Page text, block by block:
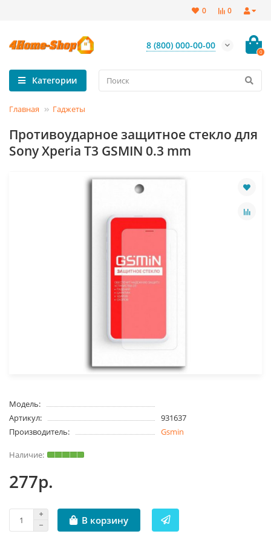
0
0
8 (800) 000-00-00
0
Категории
Главная Гаджеты
Противоударное защитное стекло для
Sony Xperia T3 GSMIN 0.3 mm
Модель:
Артикул:
931637
Производитель:
Gsmin
277р.
В корзину